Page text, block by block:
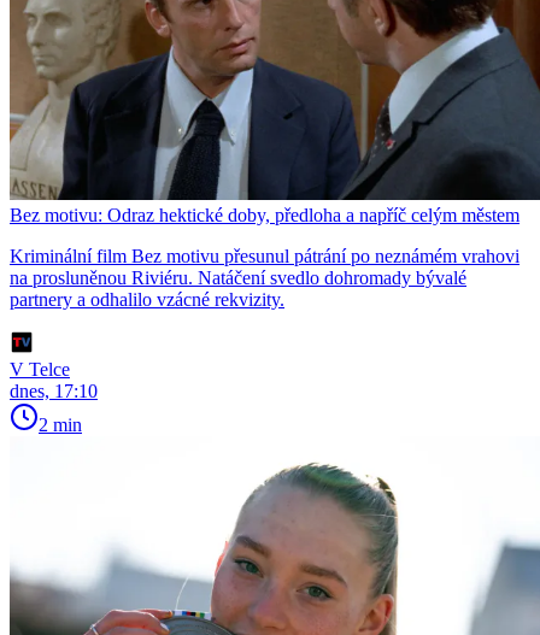
Bez motivu: Odraz hektické doby, předloha a napříč celým městem
Kriminální film Bez motivu přesunul pátrání po neznámém vrahovi
na prosluněnou Riviéru. Natáčení svedlo dohromady bývalé
partnery a odhalilo vzácné rekvizity.
V Telce
dnes, 17:10
2 min